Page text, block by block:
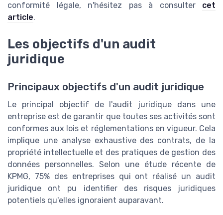
conformité légale, n'hésitez pas à consulter cet
article.
Les objectifs d'un audit
juridique
Principaux objectifs d'un audit juridique
Le principal objectif de l'audit juridique dans une
entreprise est de garantir que toutes ses activités sont
conformes aux lois et réglementations en vigueur. Cela
implique une analyse exhaustive des contrats, de la
propriété intellectuelle et des pratiques de gestion des
données personnelles. Selon une étude récente de
KPMG, 75% des entreprises qui ont réalisé un audit
juridique ont pu identifier des risques juridiques
potentiels qu'elles ignoraient auparavant.